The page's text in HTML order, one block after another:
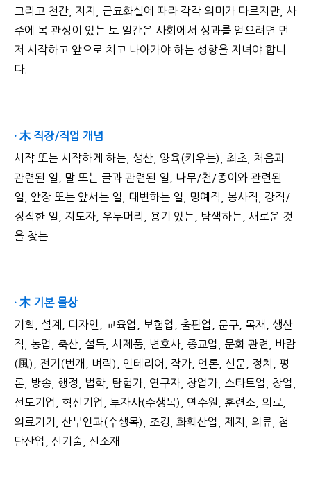
그리고 천간, 지지, 근묘화실에 따라 각각 의미가 다르지만, 사
주에 목 관성이 있는 토 일간은 사회에서 성과를 얻으려면 먼
저 시작하고 앞으로 치고 나아가야 하는 성향을 지녀야 합니
다.
· 木 직장/직업 개념
시작 또는 시작하게 하는, 생산, 양육(키우는), 최초, 처음과
관련된 일, 말 또는 글과 관련된 일, 나무/천/종이와 관련된
일, 앞장 또는 앞서는 일, 대변하는 일, 명예직, 봉사직, 강직/
정직한 일, 지도자, 우두머리, 용기 있는, 탐색하는, 새로운 것
을 찾는
· 木 기본 물상
기획, 설계, 디자인, 교육업, 보험업, 출판업, 문구, 목재, 생산
직, 농업, 축산, 설득, 시제품, 변호사, 종교업, 문화 관련, 바람
(風), 전기(번개, 벼락), 인테리어, 작가, 언론, 신문, 정치, 평
론, 방송, 행정, 법학, 탐험가, 연구자, 창업가, 스타트업, 창업,
선도기업, 혁신기업, 투자사(수생목), 연수원, 훈련소, 의료,
의료기기, 산부인과(수생목), 조경, 화훼산업, 제지, 의류, 첨
단산업, 신기술, 신소재